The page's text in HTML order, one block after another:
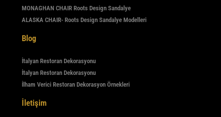
MONAGHAN CHAIR Roots Design Sandalye
ALASKA CHAIR- Roots Design Sandalye Modelleri
Blog
İtalyan Restoran Dekorasyonu
İtalyan Restoran Dekorasyonu
İlham Verici Restoran Dekorasyon Örnekleri
İletişim